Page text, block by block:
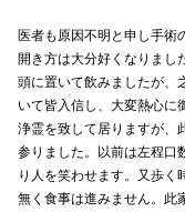
医者も原因不明と申し手術
開き方は大分好くなりまし
頭に置いて飲みましたが、
いて皆入信し、大変熱心に
浄霊を致して居りますが、
参りました。以前は左程口
り人を笑わせます。又歩く
無く食事は進みません。此